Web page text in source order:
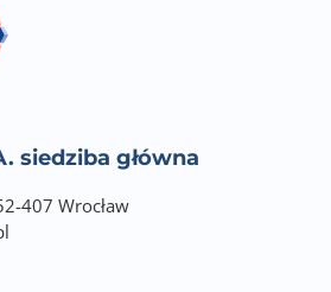
siedziba główna
407 Wrocław